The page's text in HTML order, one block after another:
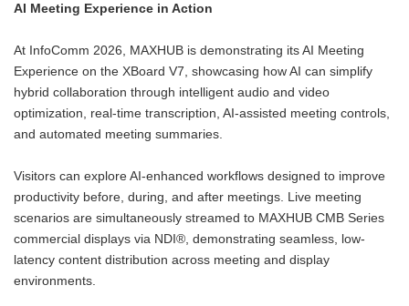
AI Meeting Experience in Action
At InfoComm 2026, MAXHUB is demonstrating its AI Meeting
Experience on the XBoard V7, showcasing how AI can simplify
hybrid collaboration through intelligent audio and video
optimization, real-time transcription, AI-assisted meeting controls,
and automated meeting summaries.
Visitors can explore AI-enhanced workflows designed to improve
productivity before, during, and after meetings. Live meeting
scenarios are simultaneously streamed to MAXHUB CMB Series
commercial displays via NDI®, demonstrating seamless, low-
latency content distribution across meeting and display
environments.